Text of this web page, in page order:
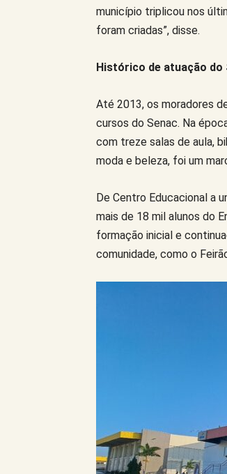
município triplicou nos
foram criadas”, disse.
Histórico de atuação do
Até 2013, os moradores
cursos do Senac. Na
com treze salas de aula,
moda e beleza, foi um
De Centro Educacional a
mais de 18 mil alunos do
formação inicial e
comunidade, como o